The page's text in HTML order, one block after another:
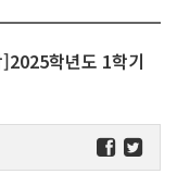
학년도 1학기